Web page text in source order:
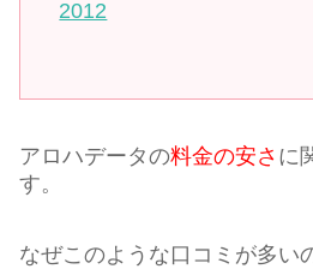
2012
アロハデータの料金の安さ に
す。
なぜこのような口コミが多い